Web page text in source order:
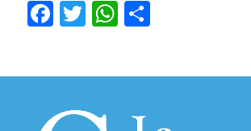
Facebook
TwitterWhatsApp